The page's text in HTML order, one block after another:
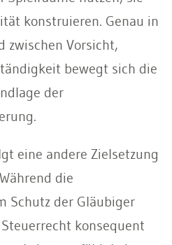
konstruieren. Genau in
zwischen Vorsicht,
bewegt sich die
der
eine andere Zielsetzung
die
Schutz der Gläubiger
konsequent